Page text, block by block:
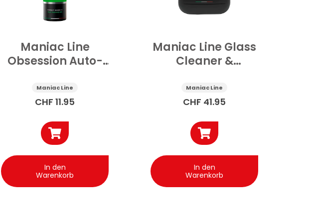
Maniac Line
Obsession Auto-
Affair 150 ml
Maniac Line
CHF 11.95
In den
Warenkorb
Maniac Line Glass
Cleaner &
Scheibenreiniger
Auto 5 l
Maniac Line
CHF 41.95
In den
Warenkorb